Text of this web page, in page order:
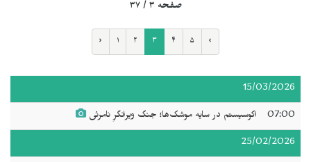
صفحه ۳ / ۳۷
‹ ۱ ۲ ۳ ۴ ۵ ›
15/03/2026
07:00 اکوسیستم در سایه موشک‌ها؛ جنگ ویرانگرِ نامرئی
25/02/2026